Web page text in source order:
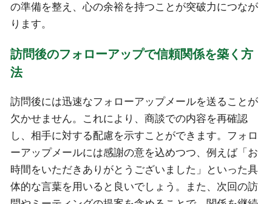
の準備を整え、心の余裕を持つことが突破力につなが
ります。
訪問後のフォローアップで信頼関係を築く方
法
訪問後には迅速なフォローアップメールを送ることが
欠かせません。これにより、商談での内容を再確認
し、相手に対する配慮を示すことができます。フォロ
ーアップメールには感謝の意を込めつつ、例えば「お
時間をいただきありがとうございました」といった具
体的な言葉を用いると良いでしょう。また、次回の訪